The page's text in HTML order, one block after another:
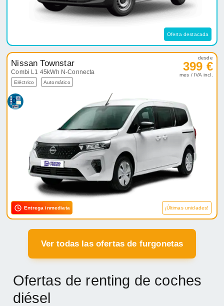
Oferta destacada
Nissan Townstar
Combi L1 45kWh N-Connecta
Eléctrico Automático
desde
399 €
mes / IVA incl.
Entrega inmediata ¡Últimas unidades!
Ver todas las ofertas de furgonetas
Ofertas de renting de coches
diésel